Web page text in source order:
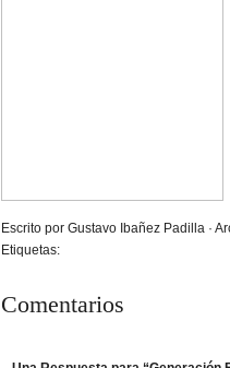
Escrito por Gustavo Ibañez Padilla ·
Etiquetas:
Comentarios